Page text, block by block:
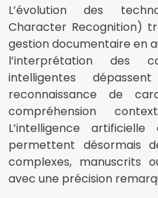
L’évolution des
Character Recognition)
gestion documentaire en
l’interprétation des
intelligentes
reconnaissance de
compréhension
L’intelligence
permettent désormais
complexes, manuscrits
avec une précision